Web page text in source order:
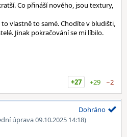
Co přináší nového, jsou textury,
vlastně to samé. Chodíte v bludišti,
Jinak pokračování se mi líbilo.
+27
+29 −2
úprava 09.10.2025 14:18)
Dohráno